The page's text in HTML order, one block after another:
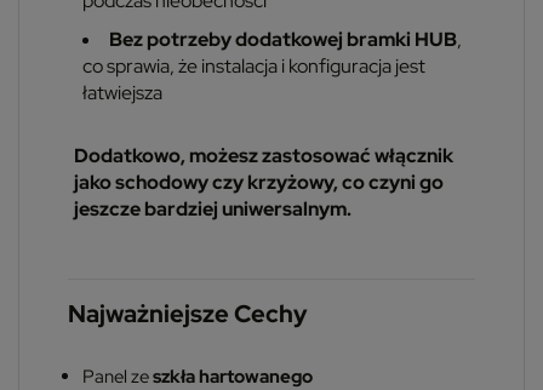
Bez potrzeby dodatkowej bramki HUB,
co sprawia, że instalacja i konfiguracja jest
łatwiejsza
Dodatkowo, możesz zastosować włącznik
jako schodowy czy krzyżowy, co czyni go
jeszcze bardziej uniwersalnym.
Najważniejsze Cechy
Panel zeszkła hartowanego